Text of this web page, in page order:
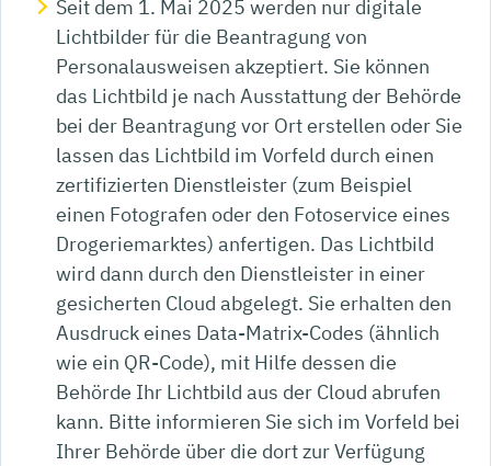
Seit dem 1. Mai 2025 werden nur digitale
Lichtbilder für die Beantragung von
Personalausweisen akzeptiert. Sie können
das Lichtbild je nach Ausstattung der Behörde
bei der Beantragung vor Ort erstellen oder Sie
lassen das Lichtbild im Vorfeld durch einen
zertifizierten Dienstleister (zum Beispiel
einen Fotografen oder den Fotoservice eines
Drogeriemarktes) anfertigen. Das Lichtbild
wird dann durch den Dienstleister in einer
gesicherten Cloud abgelegt. Sie erhalten den
Ausdruck eines Data-Matrix-Codes (ähnlich
wie ein QR-Code), mit Hilfe dessen die
Behörde Ihr Lichtbild aus der Cloud abrufen
kann. Bitte informieren Sie sich im Vorfeld bei
Ihrer Behörde über die dort zur Verfügung